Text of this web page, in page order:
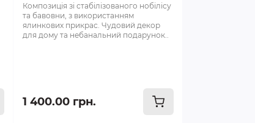
Композиція зі стабілізованого нобілісу
та бавовни, з використанням
ялинкових прикрас. Чудовий декор
для дому та небанальний подарунок..
1 400.00 грн.